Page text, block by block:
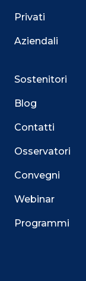
Privati
Aziendali
Sostenitori
Blog
Contatti
Osservatori
Convegni
Webinar
Programmi